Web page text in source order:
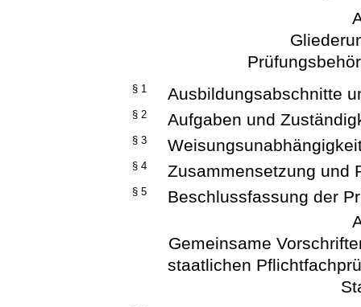
§ 1 Ausbildungsabschnitte
§ 2 Aufgaben und
§ 3
§ 4 Zusammensetzung und
§ 5
Beschlussfassung der
Gemeinsame
staatlichen